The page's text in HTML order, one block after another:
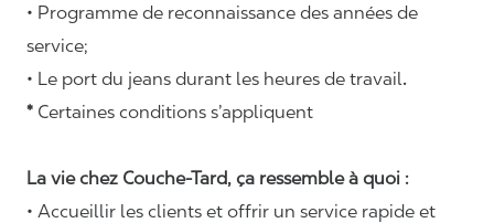
• Programme de reconnaissance des années de
service;
• Le port du jeans durant les heures de travail.
* Certaines conditions s’appliquent
La vie chez Couche-Tard, ça ressemble à quoi :
• Accueillir les clients et offrir un service rapide et